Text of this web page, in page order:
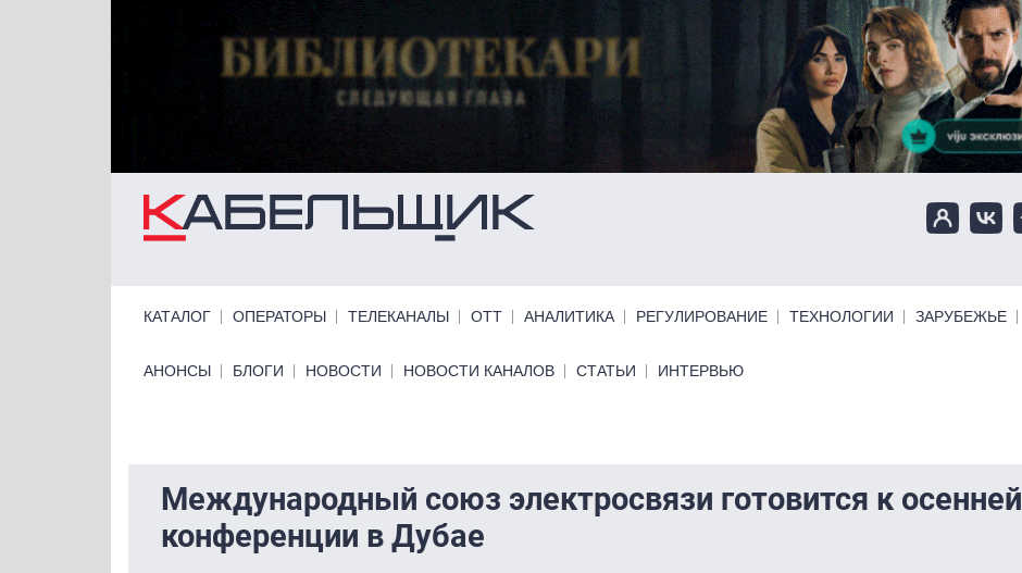
КАТАЛОГ ОПЕРАТОРЫ ТЕЛЕКАНАЛЫ ОТТ АНАЛИТИКА РЕГУЛИРОВАНИЕ ТЕХНОЛОГИИ ЗАРУБЕЖЬЕ
Primary links bottom
АНОНСЫ БЛОГИ НОВОСТИ НОВОСТИ КАНАЛОВ СТАТЬИ ИНТЕРВЬЮ
Международный союз электросвязи готовится к осенней
конференции в Дубае